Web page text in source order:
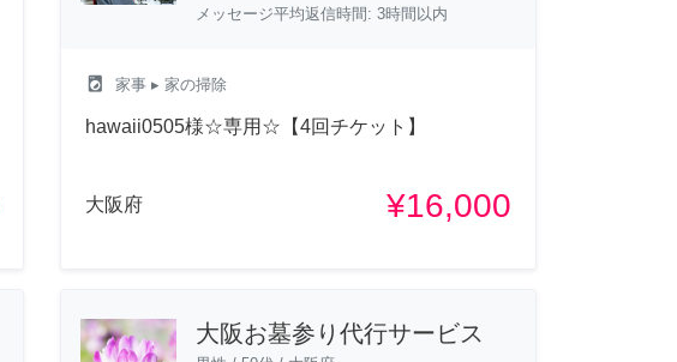
メッセージ平均返信時間: 3時間以内
local_laundry_service 家事▸ 家の掃除
hawaii0505様☆専用☆【4回チケット】
大阪府 ¥16,000
大阪お墓参り代行サービス